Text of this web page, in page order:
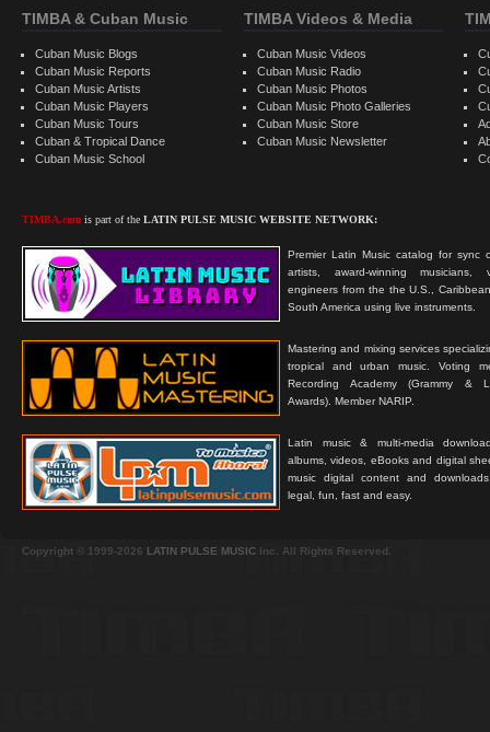
TIMBA & Cuban Music
Cuban Music Blogs
Cuban Music Reports
Cuban Music Artists
Cuban Music Players
Cuban Music Tours
Cuban & Tropical Dance
Cuban Music School
TIMBA.com is part of the LATIN PULSE MUSIC WEBSITE NETWORK:
Premier Latin Music catalog for sync
artists, award-winning musicians,
engineers from the the U.S.,
South America using live instruments.
Mastering and mixing services
tropical and urban music. Voting
Recording Academy (Grammy &
Awards). Member NARIP.
Latin music & multi-media
albums, videos, eBooks and digital
music digital content and
legal, fun, fast and easy.
TIMBA Videos & Media
Cuban Music Videos
Cuban Music Radio
Cuban Music Photos
Cuban Music Photo Galleries
Cuban Music Store
Cuban Music Newsletter
Copyright © 1999-2026 LATIN PULSE MUSIC Inc. All Rights Reserved.